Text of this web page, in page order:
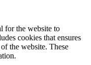
for the website to
cookies that ensures
the website. These